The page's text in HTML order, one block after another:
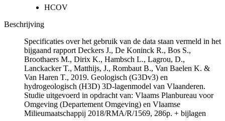
HCOV
Beschrijving
Specificaties over het gebruik van de data staan vermeld in het
bijgaand rapport Deckers J., De Koninck R., Bos S.,
Broothaers M., Dirix K., Hambsch L., Lagrou, D.,
Lanckacker T., Matthijs, J., Rombaut B., Van Baelen K. &
Van Haren T., 2019. Geologisch (G3Dv3) en
hydrogeologisch (H3D) 3D-lagenmodel van Vlaanderen.
Studie uitgevoerd in opdracht van: Vlaams Planbureau voor
Omgeving (Departement Omgeving) en Vlaamse
Milieumaatschappij 2018/RMA/R/1569, 286p. + bijlagen